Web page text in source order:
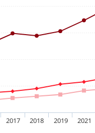
2017 2018 2019 2021